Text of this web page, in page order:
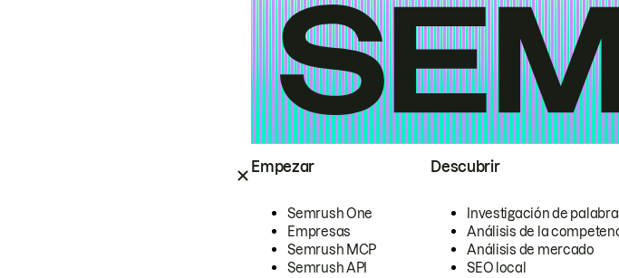
Empezar
Semrush One
Empresas
Semrush MCP
Semrush API
Descubrir
Investigación de
Análisis de la
Análisis de mercado
SEO local